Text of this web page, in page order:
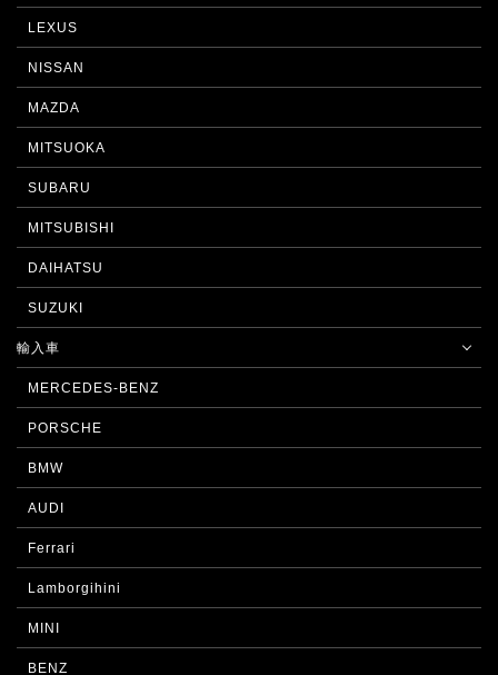
LEXUS
NISSAN
MAZDA
MITSUOKA
SUBARU
MITSUBISHI
DAIHATSU
SUZUKI
輸入車
MERCEDES-BENZ
PORSCHE
BMW
AUDI
Ferrari
Lamborgihini
MINI
BENZ